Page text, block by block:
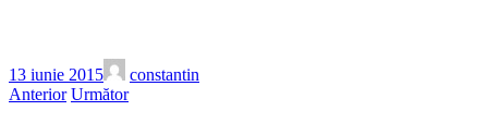
13 iunie 2015
constantin
Anterior Următor